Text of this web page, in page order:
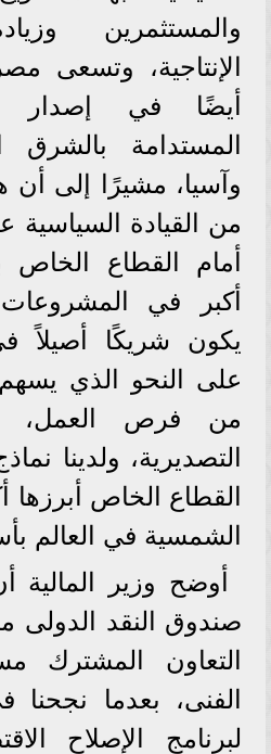
والمستثمرين
الإنتاجية، وتسعى
أيضًا في إصدار
المستدامة بالشرق
وآسيا، مشيرًا إلى
من القيادة السياسية
أمام القطاع الخاص
أكبر في المشروعات
يكون شريكًا أصيلاً
على النحو الذي
من فرص العمل،
التصديرية، ولدينا
القطاع الخاص أبرزها
الشمسية في العالم
أوضح وزير
صندوق النقد الدولى
التعاون المشترك
الفنى، بعدما نجحنا
لبرنامج الإصلاح